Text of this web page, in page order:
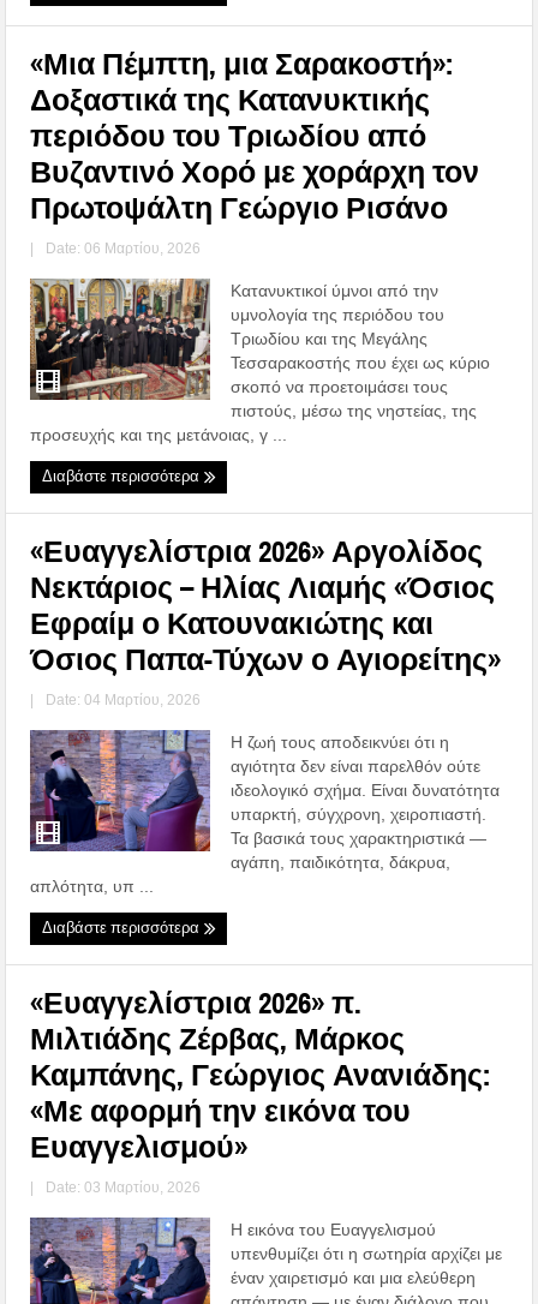
«Μια Πέμπτη, μια Σαρακοστή»:
Δοξαστικά της Κατανυκτικής
περιόδου του Τριωδίου από
Βυζαντινό Χορό με χοράρχη τον
Πρωτοψάλτη Γεώργιο Ρισάνο
| Date: 06 Μαρτίου, 2026
Κατανυκτικοί ύμνοι από την
υμνολογία της περιόδου του
Τριωδίου και της Μεγάλης
Τεσσαρακοστής που έχει ως κύριο
σκοπό να προετοιμάσει τους
πιστούς, μέσω της νηστείας, της
προσευχής και της μετάνοιας, γ ...
Διαβάστε περισσότερα
«Ευαγγελίστρια 2026» Αργολίδος
Νεκτάριος – Ηλίας Λιαμής «Όσιος
Εφραίμ ο Κατουνακιώτης και
Όσιος Παπα-Τύχων ο Αγιορείτης»
| Date: 04 Μαρτίου, 2026
Η ζωή τους αποδεικνύει ότι η
αγιότητα δεν είναι παρελθόν ούτε
ιδεολογικό σχήμα. Είναι δυνατότητα
υπαρκτή, σύγχρονη, χειροπιαστή.
Τα βασικά τους χαρακτηριστικά —
αγάπη, παιδικότητα, δάκρυα,
απλότητα, υπ ...
Διαβάστε περισσότερα
«Ευαγγελίστρια 2026» π.
Μιλτιάδης Ζέρβας, Μάρκος
Καμπάνης, Γεώργιος Ανανιάδης:
«Με αφορμή την εικόνα του
Ευαγγελισμού»
| Date: 03 Μαρτίου, 2026
Η εικόνα του Ευαγγελισμού
υπενθυμίζει ότι η σωτηρία αρχίζει με
έναν χαιρετισμό και μια ελεύθερη